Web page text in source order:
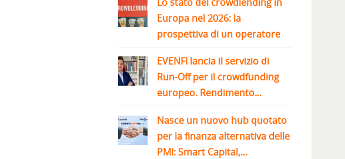
Europa nel 2026: la
prospettiva di un operatore
EVENFI lancia il servizio di
Run-Off per il crowdfunding
europeo. Rendimento...
Nasce un nuovo hub quotato
per la finanza alternativa delle
PMI: Smart Capital,...